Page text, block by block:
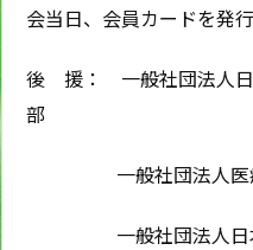
会当日、会員カードを発
後 援： 一般社団法人日
部
一般社団法人医療
一般社団法人日本